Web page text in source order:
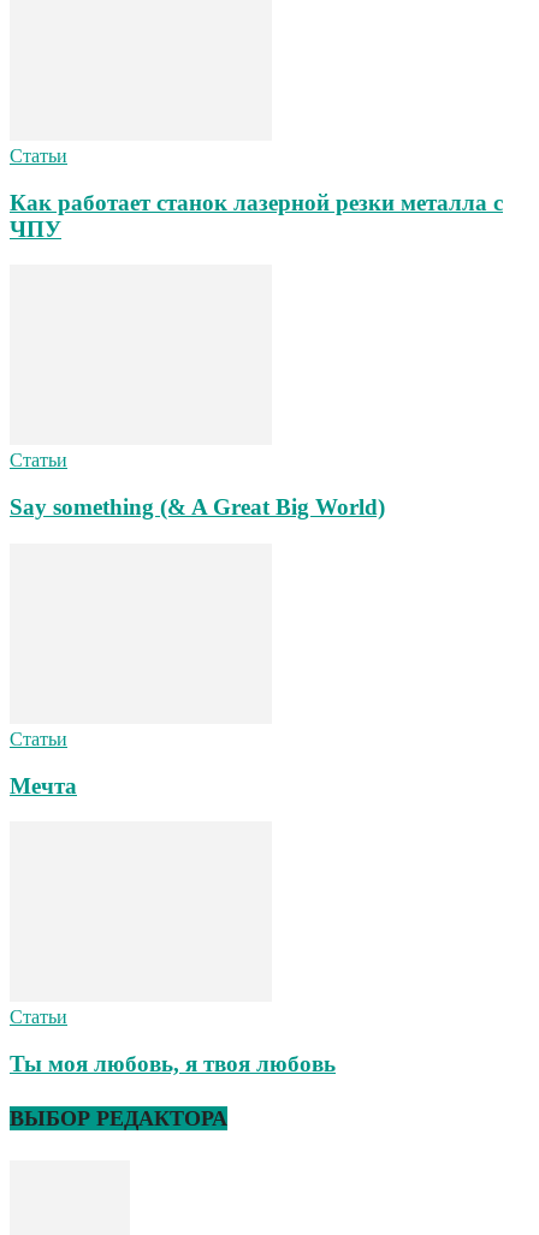
Статьи
Как работает станок лазерной резки металла с
ЧПУ
Статьи
Say something (& A Great Big World)
Статьи
Мечта
Статьи
Ты моя любовь, я твоя любовь
ВЫБОР РЕДАКТОРА